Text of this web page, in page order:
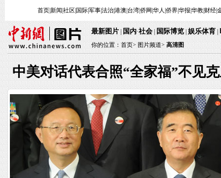
首页|新闻 社区 国际|军事|法治|港澳 台湾|侨网 华人 侨界|华报 华教| 财经|
最新图片|国内·社会|国际博览|娱乐体育|
你的位置：首页>图片频道> 高清图
中美对话代表合照“全家福”不见